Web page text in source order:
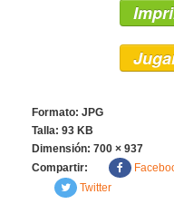
Formato: JPG
Talla: 93 KB
Dimensión: 700 × 937
Compartir:
Twitter